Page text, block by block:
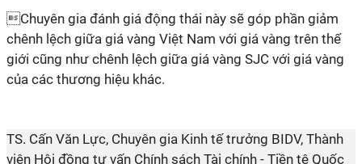
Chuyên gia đánh giá động thái này sẽ góp phần giảm
chênh lệch giữa giá vàng Việt Nam với giá vàng trên thế
giới cũng như chênh lệch giữa giá vàng SJC với giá vàng
của các thương hiệu khác.
TS. Cấn Văn Lực, Chuyên gia Kinh tế trưởng BIDV, Thành
viên Hội đồng tư vấn Chính sách Tài chính - Tiền tệ Quốc